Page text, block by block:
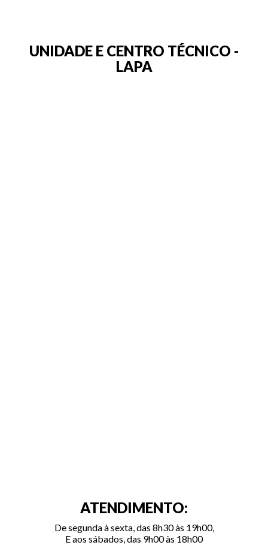
UNIDADE E CENTRO TÉCNICO -
LAPA
ATENDIMENTO:
De segunda à sexta, das 8h30 às 19h00,
E aos sábados, das 9h00 às 18h00